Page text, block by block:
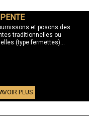
et posons des
traditionnelles ou
(type fermettes)...
PLUS